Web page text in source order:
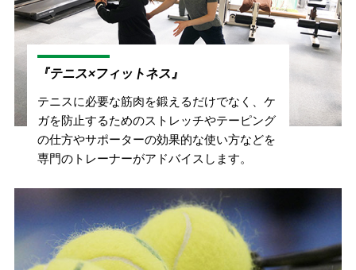
『テニス×フィットネス』
テニスに必要な筋肉を鍛えるだけでなく、ケ
ガを防止するためのストレッチやテーピング
の仕方やサポーターの効果的な使い方などを
専門のトレーナーがアドバイスします。